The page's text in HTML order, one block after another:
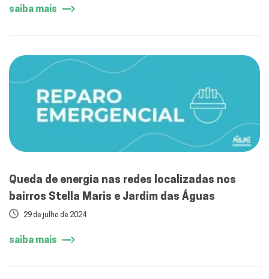
saiba mais
Queda de energia nas redes localizadas nos
bairros Stella Maris e Jardim das Águas
29 de julho de 2024
saiba mais